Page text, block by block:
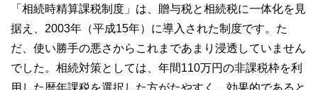
「相続時精算課税制度」は、贈与税と相続税に一体化を見
据え、2003年（平成15年）に導入された制度です。た
だ、使い勝手の悪さからこれまであまり浸透していません
でした。相続対策としては、年間110万円の非課税枠を利
用した暦年課税を選択した方がたやすく、効果的であると